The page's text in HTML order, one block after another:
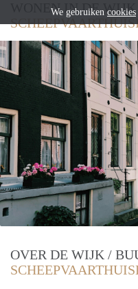
WONEN IN DE
OVER DE WIJK /
We gebruiken cookies